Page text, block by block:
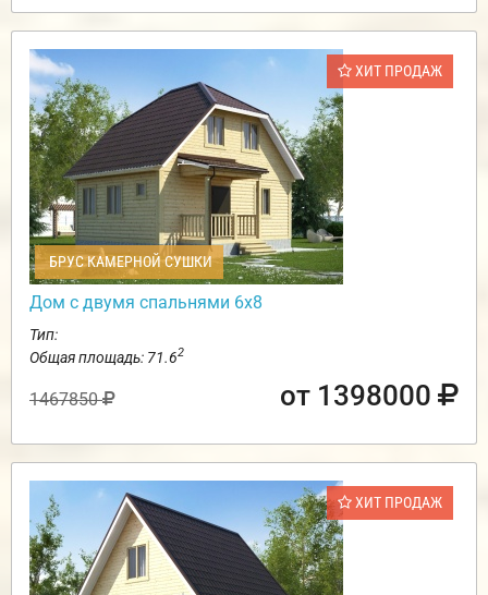
ХИТ ПРОДАЖ
БРУС КАМЕРНОЙ СУШКИ
Дом с двумя спальнями 6х8
Тип:
Общая площадь: 71.62
1467850 от 1398000
ХИТ ПРОДАЖ